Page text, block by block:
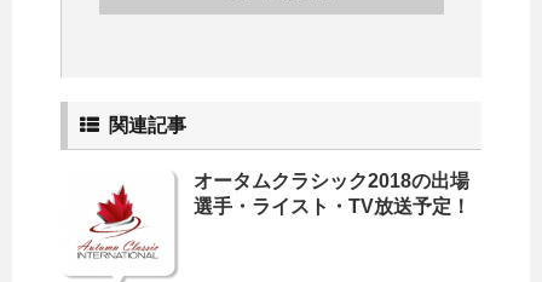
関連記事
オータムクラシック2018の出場
選手・ライスト・TV放送予定！